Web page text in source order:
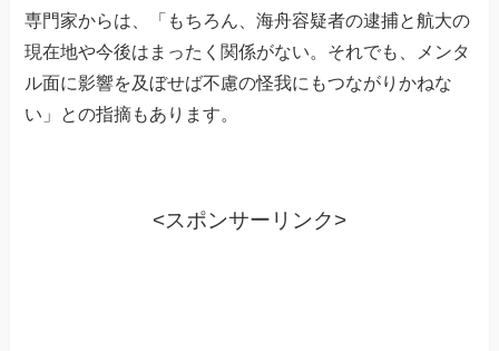
専門家からは、「もちろん、海舟容疑者の逮捕と航大の
現在地や今後はまったく関係がない。それでも、メンタ
ル面に影響を及ぼせば不慮の怪我にもつながりかねな
い」との指摘もあります。
<スポンサーリンク>